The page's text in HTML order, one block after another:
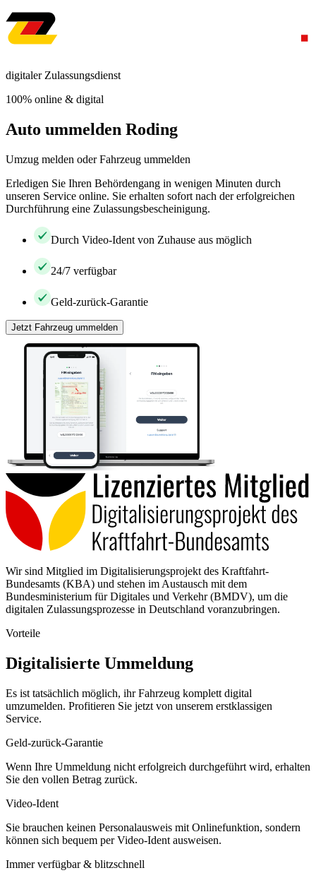
digitaler Zulassungsdienst
100% online & digital
Auto ummelden Roding
Umzug melden oder Fahrzeug ummelden
Erledigen Sie Ihren Behördengang in wenigen Minuten durch
unseren Service online. Sie erhalten sofort nach der erfolgreichen
Durchführung eine Zulassungsbescheinigung.
Durch Video-Ident von Zuhause aus möglich
24/7 verfügbar
Geld-zurück-Garantie
Jetzt Fahrzeug ummelden
Wir sind Mitglied im Digitalisierungsprojekt des Kraftfahrt-
Bundesamts (KBA) und stehen im Austausch mit dem
Bundesministerium für Digitales und Verkehr (BMDV), um die
digitalen Zulassungsprozesse in Deutschland voranzubringen.
Vorteile
Digitalisierte Ummeldung
Es ist tatsächlich möglich, ihr Fahrzeug komplett digital
umzumelden. Profitieren Sie jetzt von unserem erstklassigen
Service.
Geld-zurück-Garantie
Wenn Ihre Ummeldung nicht erfolgreich durchgeführt wird, erhalten
Sie den vollen Betrag zurück.
Video-Ident
Sie brauchen keinen Personalausweis mit Onlinefunktion, sondern
können sich bequem per Video-Ident ausweisen.
Immer verfügbar & blitzschnell